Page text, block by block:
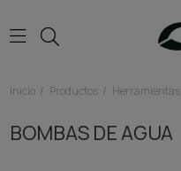
Inicio Productos Herramientas
BOMBAS DE AGUA